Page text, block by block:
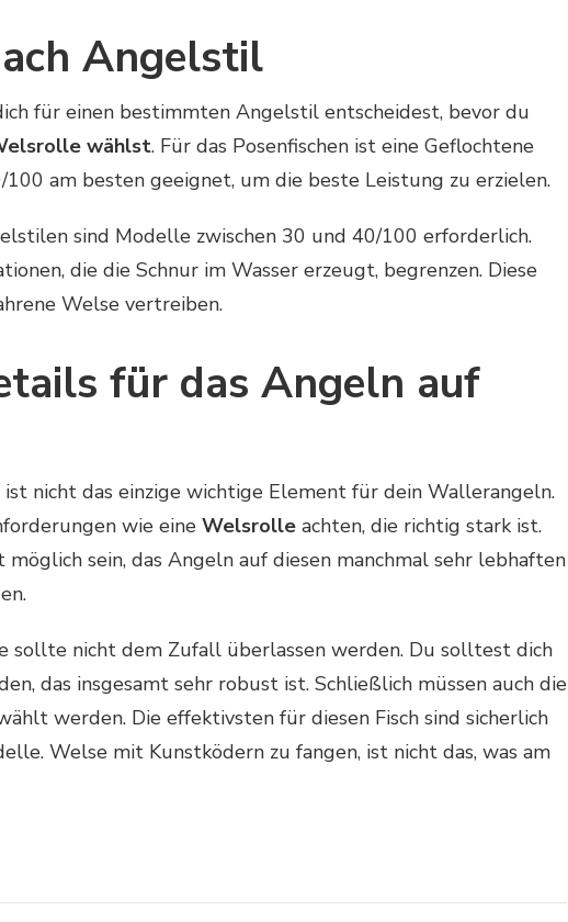
Angelstil
für einen bestimmten Angelstil entscheidest, bevor du
wählst. Für das Posenfischen ist eine Geflochtene
am besten geeignet, um die beste Leistung zu erzielen.
sind Modelle zwischen 30 und 40/100 erforderlich.
die die Schnur im Wasser erzeugt, begrenzen. Diese
Welse vertreiben.
für das Angeln auf
nicht das einzige wichtige Element für dein Wallerangeln.
wie eine Welsrolle achten, die richtig stark ist.
sein, das Angeln auf diesen manchmal sehr lebhaften
sollte nicht dem Zufall überlassen werden. Du solltest dich
das insgesamt sehr robust ist. Schließlich müssen auch die
werden. Die effektivsten für diesen Fisch sind sicherlich
Welse mit Kunstködern zu fangen, ist nicht das, was am